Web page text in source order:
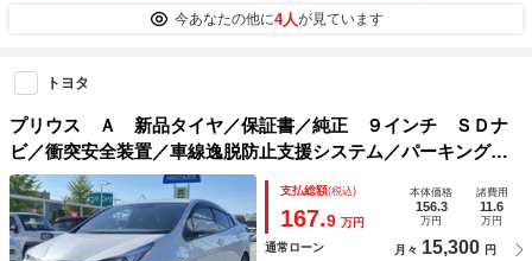
今あなたの他に4人が見ています
トヨタ
プリウス Ａ 新品タイヤ／保証書／純正 ９インチ ＳＤナ
ビ／衝突安全装置／車線逸脱防止支援システム／パーキングア
シスト 自動操舵／ヘッドランプ ＬＥＤ／ＥＴＣ／ＥＢＤ付
ＡＢＳ／横滑り防止装置
支払総額(税込)
167.9 万円
本体価格
156.3
万円
諸費用
11.6
万円
通常ローン 月々 15,300 円